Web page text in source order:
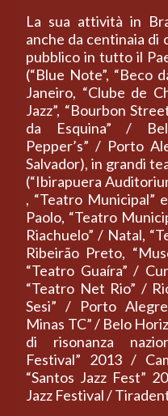
La sua attività in
anche da centinaia di
pubblico in tutto il
(“Blue Note”, “Beco
Janeiro, “Clube de
Jazz”, “Bourbon
da Esquina” /
Pepper’s” / Porto
Salvador), in grandi
(“Ibirapuera
, “Teatro Municipal”
Paolo, “Teatro
Riachuelo” / Natal,
Ribeirão Preto,
“Teatro Guaíra” /
“Teatro Net Rio” /
Sesi” / Porto
Minas TC” / Belo
di risonanza
Festival” 2013 /
“Santos Jazz Fest”
Jazz Festival /